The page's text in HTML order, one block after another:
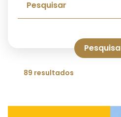
Pesquisa
89 resultados